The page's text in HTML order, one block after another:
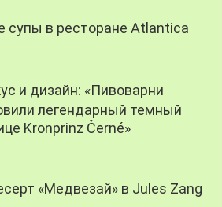
супы в ресторане Atlantica
и дизайн: «Пивоварни
легендарный темный
Kronprinz Černé»
«Медвезай» в Jules Zang